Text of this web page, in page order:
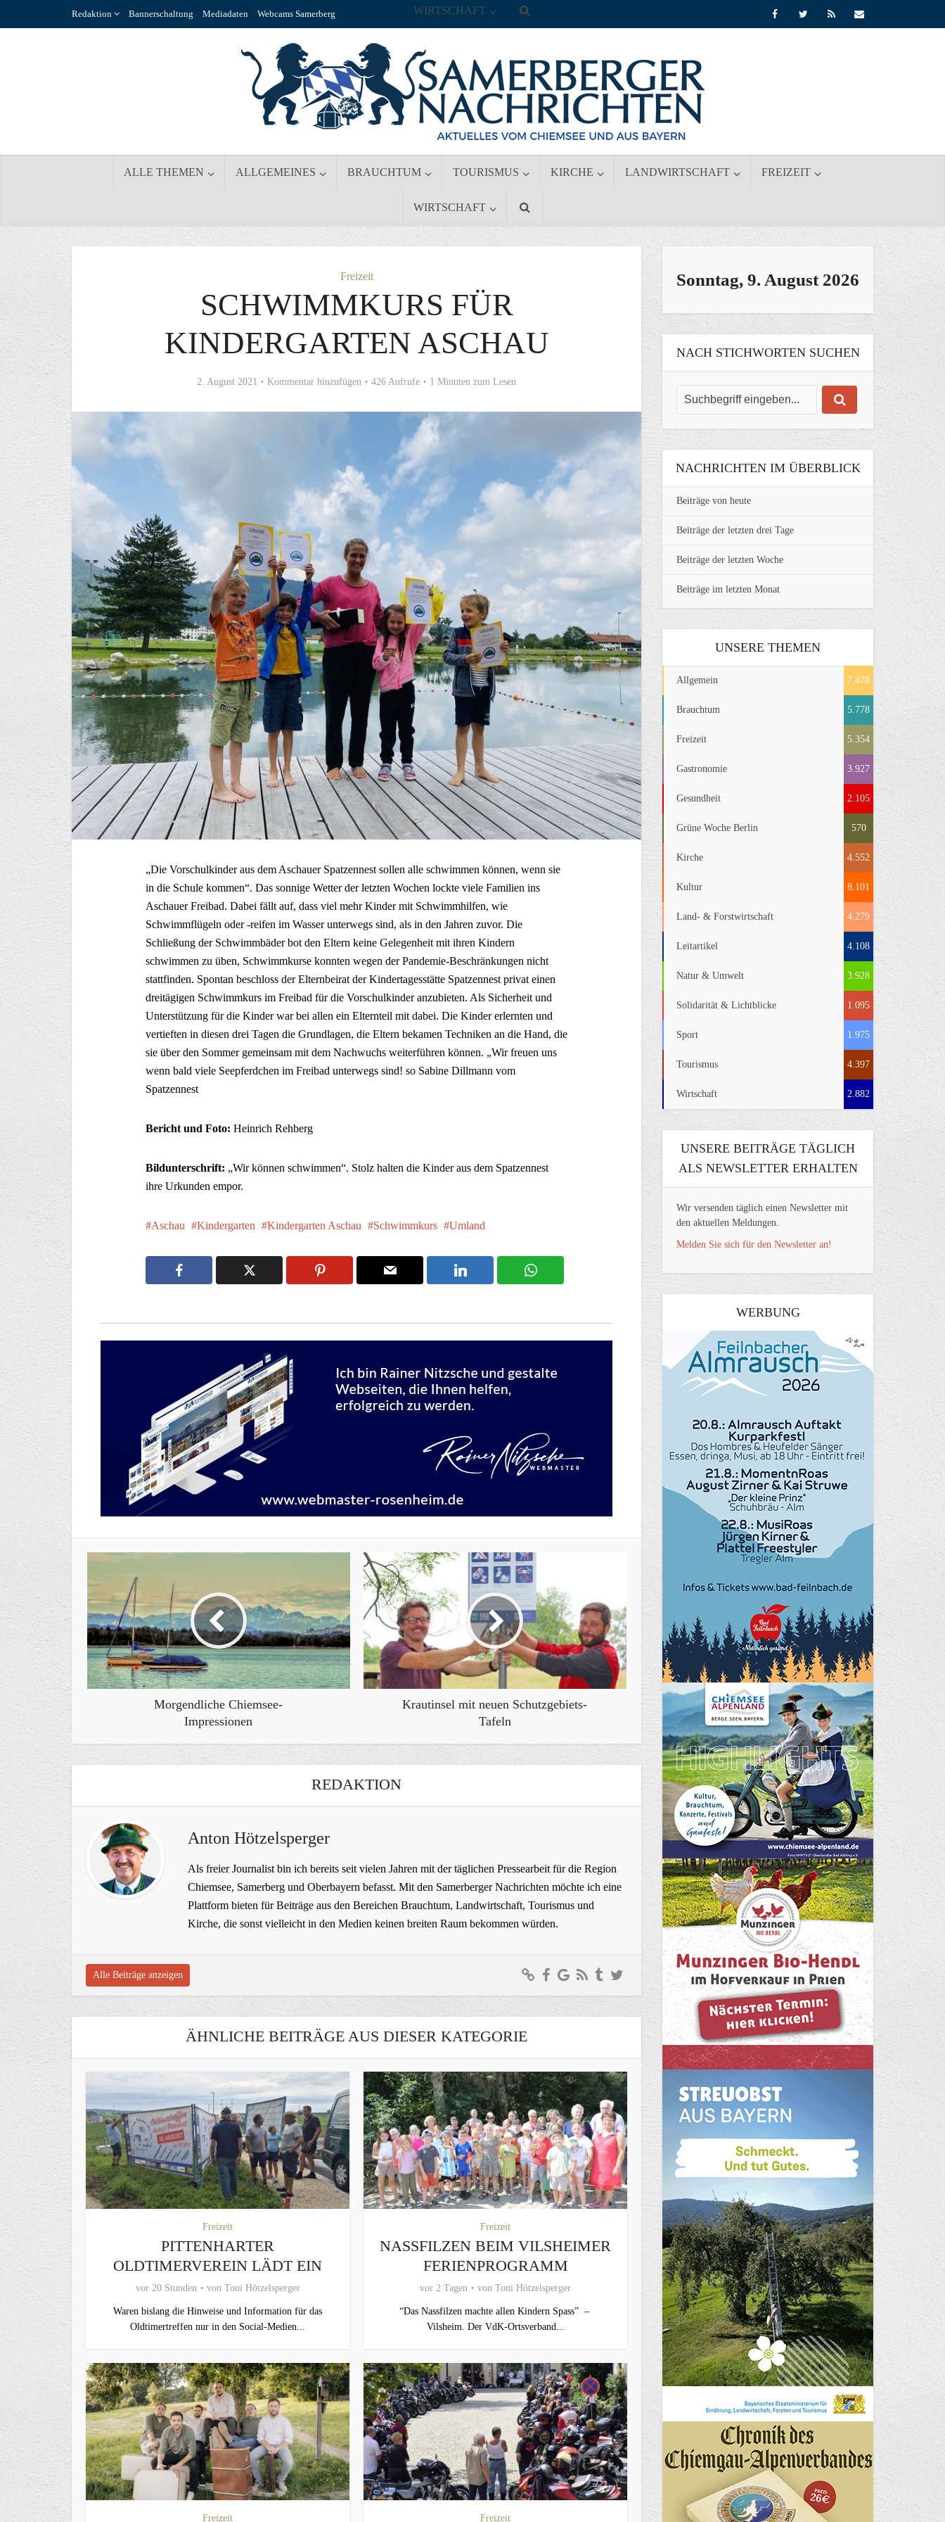
Redaktion Bannerschaltung Mediadaten Webcams Samerberg
ALLE THEMEN ALLGEMEINES BRAUCHTUM TOURISMUS KIRCHE LANDWIRTSCHAFT FREIZEIT
WIRTSCHAFT
WIRTSCHAFT
Freizeit
SCHWIMMKURS FÜR
KINDERGARTEN ASCHAU
2. August 2021 Kommentar hinzufügen 426 Aufrufe 1 Minuten zum Lesen
„Die Vorschulkinder aus dem Aschauer Spatzennest sollen alle schwimmen können, wenn sie
in die Schule kommen“. Das sonnige Wetter der letzten Wochen lockte viele Familien ins
Aschauer Freibad. Dabei fällt auf, dass viel mehr Kinder mit Schwimmhilfen, wie
Schwimmflügeln oder -reifen im Wasser unterwegs sind, als in den Jahren zuvor. Die
Schließung der Schwimmbäder bot den Eltern keine Gelegenheit mit ihren Kindern
schwimmen zu üben, Schwimmkurse konnten wegen der Pandemie-Beschränkungen nicht
stattfinden. Spontan beschloss der Elternbeirat der Kindertagesstätte Spatzennest privat einen
dreitägigen Schwimmkurs im Freibad für die Vorschulkinder anzubieten. Als Sicherheit und
Unterstützung für die Kinder war bei allen ein Elternteil mit dabei. Die Kinder erlernten und
vertieften in diesen drei Tagen die Grundlagen, die Eltern bekamen Techniken an die Hand, die
sie über den Sommer gemeinsam mit dem Nachwuchs weiterführen können. „Wir freuen uns
wenn bald viele Seepferdchen im Freibad unterwegs sind! so Sabine Dillmann vom
Spatzennest
Bericht und Foto: Heinrich Rehberg
Bildunterschrift: „Wir können schwimmen“. Stolz halten die Kinder aus dem Spatzennest
ihre Urkunden empor.
Aschau Kindergarten Kindergarten Aschau Schwimmkurs Umland
Morgendliche Chiemsee-
Impressionen
Krautinsel mit neuen Schutzgebiets-
Tafeln
REDAKTION
Anton Hötzelsperger
Als freier Journalist bin ich bereits seit vielen Jahren mit der täglichen Pressearbeit für die Region
Chiemsee, Samerberg und Oberbayern befasst. Mit den Samerberger Nachrichten möchte ich eine
Plattform bieten für Beiträge aus den Bereichen Brauchtum, Landwirtschaft, Tourismus und
Kirche, die sonst vielleicht in den Medien keinen breiten Raum bekommen würden.
Alle Beiträge anzeigen
ÄHNLICHE BEITRÄGE AUS DIESER KATEGORIE
Freizeit
PITTENHARTER
OLDTIMERVEREIN LÄDT EIN
vor 20 Stunden von Toni Hötzelsperger
Waren bislang die Hinweise und Information für das
Oldtimertreffen nur in den Social-Medien...
Freizeit
NASSFILZEN BEIM VILSHEIMER
FERIENPROGRAMM
vor 2 Tagen von Toni Hötzelsperger
“Das Nassfilzen machte allen Kindern Spass” –
Vilsheim. Der VdK-Ortsverband...
Freizeit Freizeit
Sonntag, 9. August 2026
NACH STICHWORTEN SUCHEN
NACHRICHTEN IM ÜBERBLICK
Beiträge von heute
Beiträge der letzten drei Tage
Beiträge der letzten Woche
Beiträge im letzten Monat
UNSERE THEMEN
Allgemein 7.478
Brauchtum 5.778
Freizeit 5.354
Gastronomie 3.927
Gesundheit 2.105
Grüne Woche Berlin 570
Kirche 4.552
Kultur 8.101
Land- & Forstwirtschaft 4.279
Leitartikel 4.108
Natur & Umwelt 3.928
Solidarität & Lichtblicke 1.095
Sport 1.975
Tourismus 4.397
Wirtschaft 2.882
UNSERE BEITRÄGE TÄGLICH
ALS NEWSLETTER ERHALTEN
Wir versenden täglich einen Newsletter mit
den aktuellen Meldungen.
Melden Sie sich für den Newsletter an!
WERBUNG